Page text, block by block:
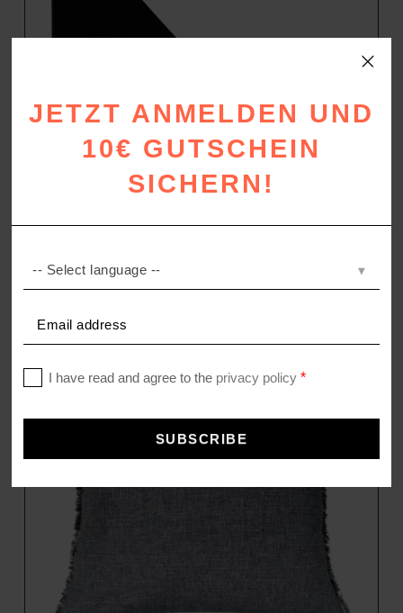
Fleece Schal
35,00€
JETZT ANMELDEN UND
10€ GUTSCHEIN
SICHERN!